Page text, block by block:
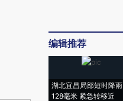
编辑推荐
湖北宜昌局部短时降雨
128毫米 紧急转移近